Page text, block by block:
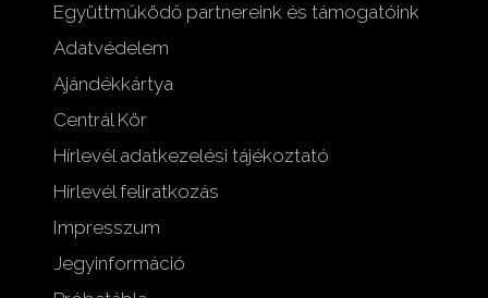
Együttműködő partnereink és támogatóink
Adatvédelem
Ajándékkártya
Centrál Kör
Hírlevél adatkezelési tájékoztató
Hírlevél feliratkozás
Impresszum
Jegyinformáció